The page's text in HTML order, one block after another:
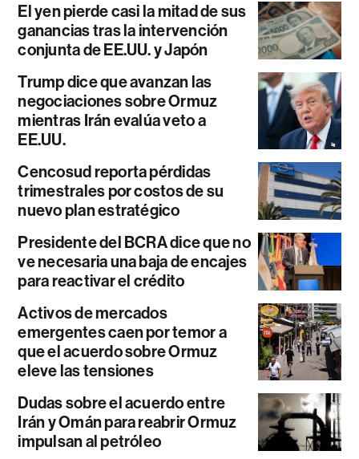
El yen pierde casi la mitad de sus
ganancias tras la intervención
conjunta de EE.UU. y Japón
Trump dice que avanzan las
negociaciones sobre Ormuz
mientras Irán evalúa veto a
EE.UU.
Cencosud reporta pérdidas
trimestrales por costos de su
nuevo plan estratégico
Presidente del BCRA dice que no
ve necesaria una baja de encajes
para reactivar el crédito
Activos de mercados
emergentes caen por temor a
que el acuerdo sobre Ormuz
eleve las tensiones
Dudas sobre el acuerdo entre
Irán y Omán para reabrir Ormuz
impulsan al petróleo